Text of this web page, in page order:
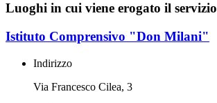
Luoghi in cui viene erogato il servizio
Istituto Comprensivo "Don Milani"
Indirizzo
Via Francesco Cilea, 3